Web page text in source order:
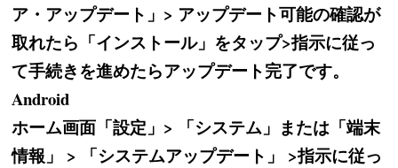
ア・アップデート」> アップデート可能の確認が
取れたら「インストール」をタップ>指示に従っ
て手続きを進めたらアップデート完了です。
Android
ホーム画面「設定」> 「システム」または「端末
情報」 > 「システムアップデート」 >指示に従っ